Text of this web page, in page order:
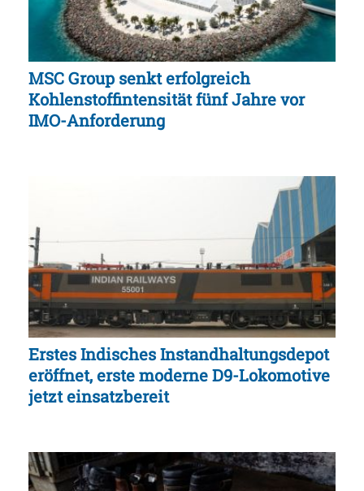
MSC Group senkt erfolgreich
Kohlenstoffintensität fünf Jahre vor
IMO-Anforderung
Erstes Indisches Instandhaltungsdepot
eröffnet, erste moderne D9-Lokomotive
jetzt einsatzbereit